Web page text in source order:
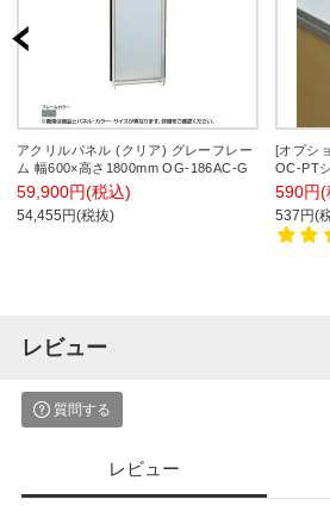
アクリルパネル (クリア) グレーフレー
ム 幅600×高さ1800mm OG-186AC-G
59,900円(税込)
54,455円(税抜)
[オプシ
OC-PT
590円(
537円(
レビュー
質問する
レビュー